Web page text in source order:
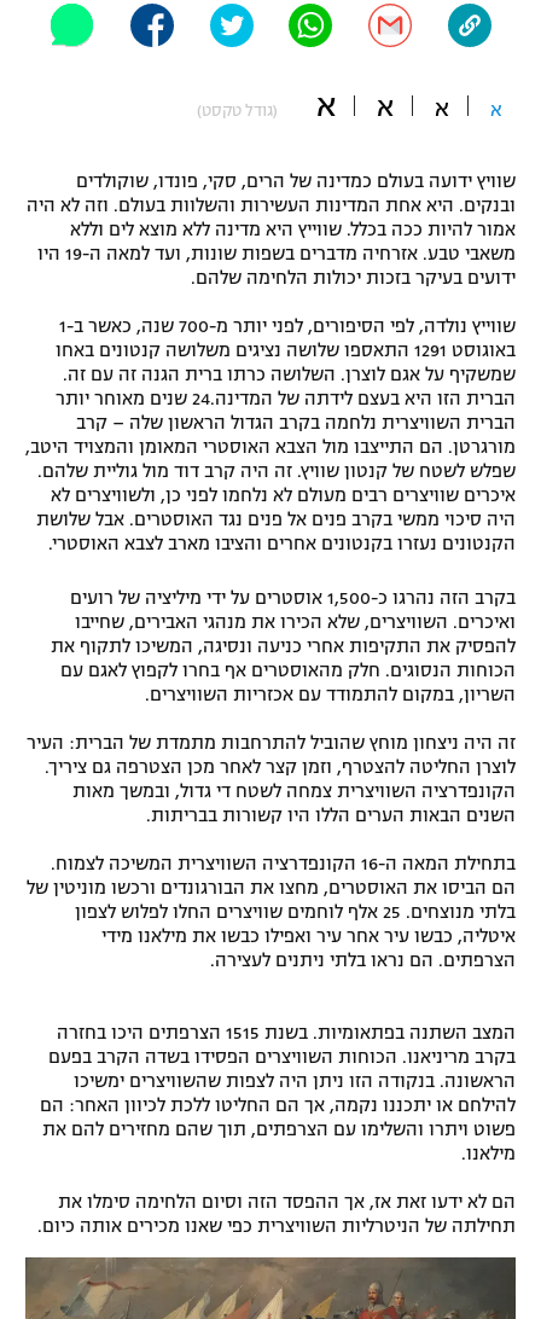
"מחצית בשכונה" – פודקאסט
משתתפים וזוכים בפרסים
תקנון משתתפים וזוכים בפרסים
תקנון עבור פעילות אלקטרה
טניס
גיימינג E-Sports
תנאי שימוש
מדיניות פרטיות
תקנון פעילות ספורט 1
הצטרפות לחבילת הערוצים
לוח דרושים – ג'ובנט
תגיות
המגזין
אופניים
ספורט מוטורי
פוטבול אמריקאי NFL
בייסבול MLB
ספורט אתגרי ואקסטרים
אומנויות לחימה
גיימינג E-Sports
א א א א (גודל טקסט)
שוויץ ידועה בעולם כמדינה של הרים, סקי, פונדו, שוקולדים
ובנקים. היא אחת המדינות העשירות והשלוות בעולם. וזה לא היה
אמור להיות ככה בכלל. שווייץ היא מדינה ללא מוצא לים וללא
משאבי טבע. אזרחיה מדברים בשפות שונות, ועד למאה ה-19 היו
ידועים בעיקר בזכות יכולות הלחימה שלהם.
שווייץ נולדה, לפי הסיפורים, לפני יותר מ-700 שנה, כאשר ב-1
באוגוסט 1291 התאספו שלושה נציגים משלושה קנטונים באחו
שמשקיף על אגם לוצרן. השלושה כרתו ברית הגנה זה עם זה.
הברית הזו היא בעצם לידתה של המדינה.24 שנים מאוחר יותר
הברית השוויצרית נלחמה בקרב הגדול הראשון שלה – קרב
מורגרטן. הם התייצבו מול הצבא האוסטרי המאומן והמצויד היטב,
שפלש לשטח של קנטון שוויץ. זה היה קרב דוד מול גוליית שלהם.
איכרים שוויצרים רבים מעולם לא נלחמו לפני כן, ולשוויצרים לא
היה סיכוי ממשי בקרב פנים אל פנים נגד האוסטרים. אבל שלושת
הקנטונים נעזרו בקנטונים אחרים והציבו מארב לצבא האוסטרי.
בקרב הזה נהרגו כ-1,500 אוסטרים על ידי מיליציה של רועים
ואיכרים. השוויצרים, שלא הכירו את מנהגי האבירים, שחייבו
להפסיק את התקיפות אחרי כניעה ונסיגה, המשיכו לתקוף את
הכוחות הנסוגים. חלק מהאוסטרים אף בחרו לקפוץ לאגם עם
השריון, במקום להתמודד עם אכזריות השוויצרים.
זה היה ניצחון מוחץ שהוביל להתרחבות מתמדת של הברית: העיר
לוצרן החליטה להצטרף, וזמן קצר לאחר מכן הצטרפה גם ציריך.
הקונפדרציה השוויצרית צמחה לשטח די גדול, ובמשך מאות
השנים הבאות הערים הללו היו קשורות בבריתות.
בתחילת המאה ה-16 הקונפדרציה השוויצרית המשיכה לצמוח.
הם הביסו את האוסטרים, מחצו את הבורגונדים ורכשו מוניטין של
בלתי מנוצחים. 25 אלף לוחמים שוויצרים החלו לפלוש לצפון
איטליה, כבשו עיר אחר עיר ואפילו כבשו את מילאנו מידי
הצרפתים. הם נראו בלתי ניתנים לעצירה.
המצב השתנה בפתאומיות. בשנת 1515 הצרפתים היכו בחזרה
בקרב מריניאנו. הכוחות השוויצרים הפסידו בשדה הקרב בפעם
הראשונה. בנקודה הזו ניתן היה לצפות שהשוויצרים ימשיכו
להילחם או יתכננו נקמה, אך הם החליטו ללכת לכיוון האחר: הם
פשוט ויתרו והשלימו עם הצרפתים, תוך שהם מחזירים להם את
מילאנו.
הם לא ידעו זאת אז, אך ההפסד הזה וסיום הלחימה סימלו את
תחילתה של הניטרליות השוויצרית כפי שאנו מכירים אותה כיום.